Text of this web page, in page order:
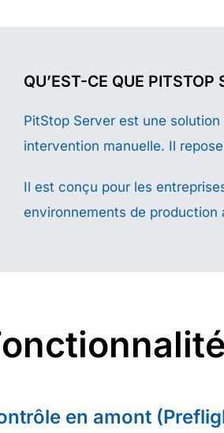
QU’EST-CE QUE PITSTOP
PitStop Server est une
intervention manuelle. Il
Il est conçu pour les
environnements de production
en amont